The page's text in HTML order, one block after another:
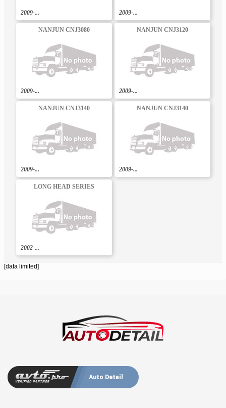
2009-... 2009-...
NANJUN CNJ3080
2009-...
NANJUN CNJ3120
2009-...
NANJUN CNJ3140
2009-...
NANJUN CNJ3140
2009-...
LONG HEAD SERIES
2002-...
[data limited]
Auto Detail